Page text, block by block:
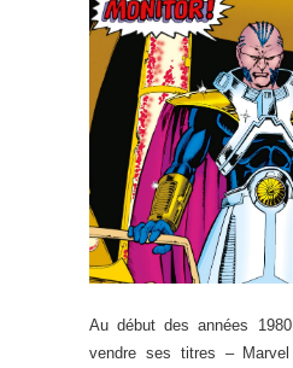
Au début des années
vendre ses titres – Marvel